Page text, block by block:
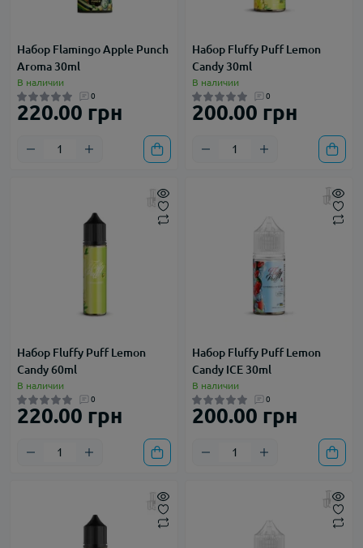
Набор Flamingo Apple Punch
Aroma 30ml
В наличии
0
220.00 грн
Набор Fluffy Puff Lemon
Candy 30ml
В наличии
0
200.00 грн
Набор Fluffy Puff Lemon
Candy 60ml
В наличии
0
220.00 грн
Набор Fluffy Puff Lemon
Candy ICE 30ml
В наличии
0
200.00 грн